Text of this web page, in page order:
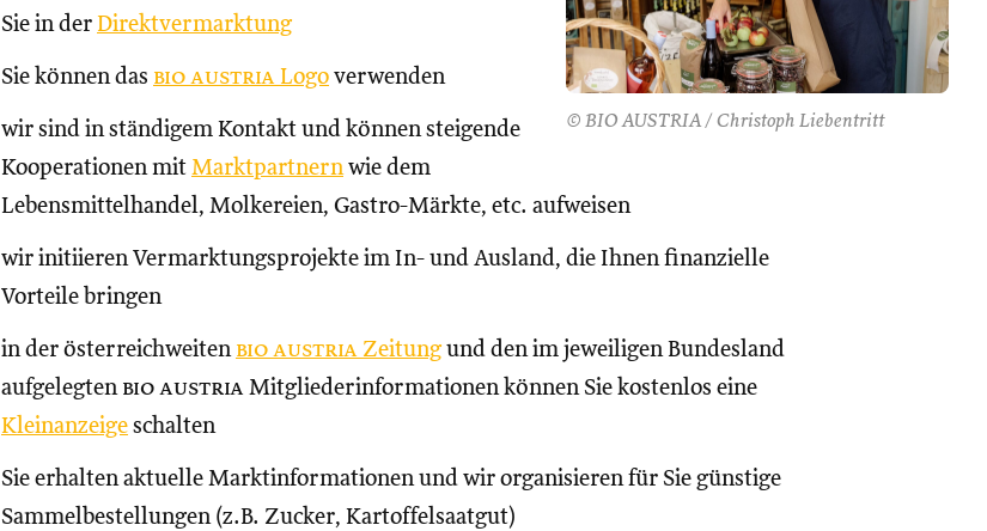
© BIO AUSTRIA / Christoph Liebentritt
Sie in der Direktvermarktung
Sie können das bio austria Logo verwenden
wir sind in ständigem Kontakt und können steigende
Kooperationen mit Marktpartnernwie dem
Lebensmittelhandel, Molkereien, Gastro-Märkte, etc. aufweisen
wir initiieren Vermarktungsprojekte im In- und Ausland, die Ihnen finanzielle
Vorteile bringen
in der österreichweiten bio austria Zeitungund den im jeweiligen Bundesland
aufgelegten bio austria Mitgliederinformationen können Sie kostenlos eine
Kleinanzeige schalten
Sie erhalten aktuelle Marktinformationen und wir organisieren für Sie günstige
Sammelbestellungen (z.B. Zucker, Kartoffelsaatgut)